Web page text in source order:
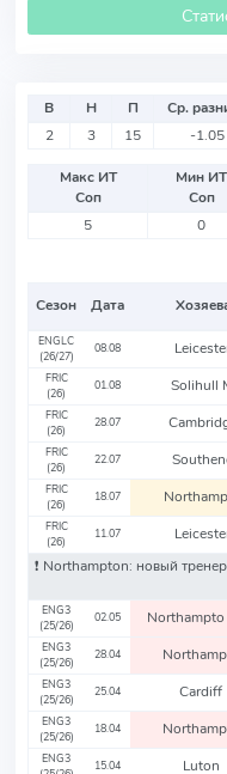
В Н П Ср.
2
3 15 -1.05
Макс ИТ
Соп
Мин ИТ
Соп
5
0
Сезон Дата
ENGLC
(26/27)
08.08
FRIC
(26)
01.08 Solihull
FRIC
(26)
28.07
FRIC
(26)
22.07
FRIC
(26)
18.07
FRIC
(26)
11.07
❗️ Northampton: новый
ENG3
(25/26)
02.05 Northampto
ENG3
(25/26)
28.04
ENG3
(25/26)
25.04 Cardiff
ENG3
(25/26)
18.04
ENG3
15.04 Luton